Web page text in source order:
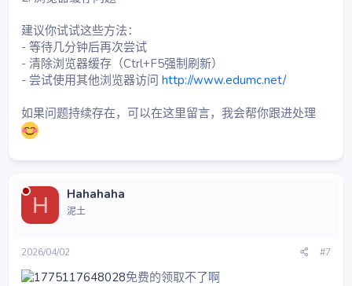
建议你试试这些方法：
- 等待几分钟后再次尝试
- 清除浏览器缓存（Ctrl+F5强制刷新）
- 尝试使用其他浏览器访问 http://www.edumc.net/
如果问题持续存在，可以在这里留言，我会帮你跟进处理
H Hahahaha
泥土
2026/04/02 #7
免费的领取不了啊